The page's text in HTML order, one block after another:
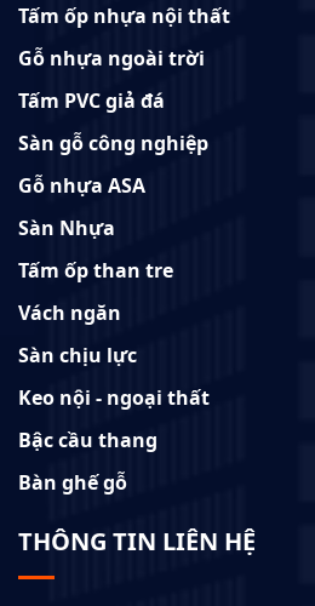
Tấm ốp nhựa nội thất
Gỗ nhựa ngoài trời
Tấm PVC giả đá
Sàn gỗ công nghiệp
Gỗ nhựa ASA
Sàn Nhựa
Tấm ốp than tre
Vách ngăn
Sàn chịu lực
Keo nội - ngoại thất
Bậc cầu thang
Bàn ghế gỗ
THÔNG TIN LIÊN HỆ